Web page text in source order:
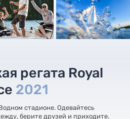
регата Royal
2021
стадионе. Одевайтесь
берите друзей и приходите.